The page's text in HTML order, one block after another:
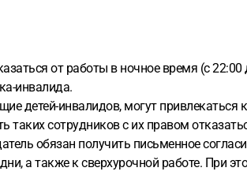
от работы в ночное время (с
инвалида.
детей-инвалидов, могут
сотрудников с их правом
обязан получить письменное
а также к сверхурочной работе. При